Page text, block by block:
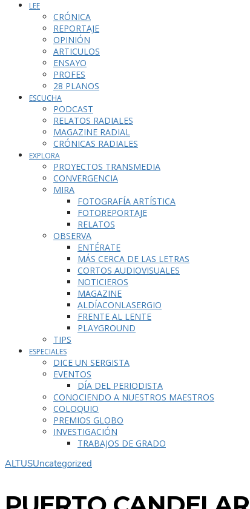
LEE
CRÓNICA
REPORTAJE
OPINIÓN
ARTICULOS
ENSAYO
PROFES
28 PLANOS
ESCUCHA
PODCAST
RELATOS RADIALES
MAGAZINE RADIAL
CRÓNICAS RADIALES
EXPLORA
PROYECTOS TRANSMEDIA
CONVERGENCIA
MIRA
FOTOGRAFÍA ARTÍSTICA
FOTOREPORTAJE
RELATOS
OBSERVA
ENTÉRATE
MÁS CERCA DE LAS LETRAS
CORTOS AUDIOVISUALES
NOTICIEROS
MAGAZINE
ALDÍACONLASERGIO
FRENTE AL LENTE
PLAYGROUND
TIPS
ESPECIALES
DICE UN SERGISTA
EVENTOS
DÍA DEL PERIODISTA
CONOCIENDO A NUESTROS MAESTROS
COLOQUIO
PREMIOS GLOBO
INVESTIGACIÓN
TRABAJOS DE GRADO
ALTUSUncategorized